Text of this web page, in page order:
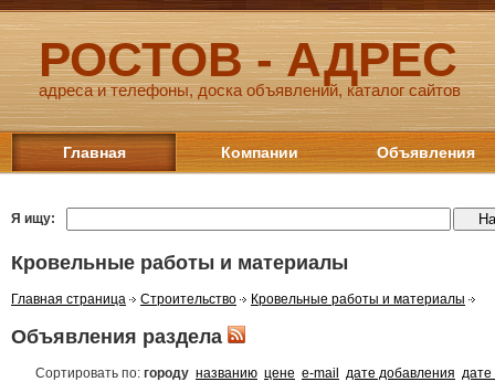
РОСТОВ - АДРЕС
адреса и телефоны, доска объявлений, каталог сайтов
Главная Компании Объявления
Я ищу:
Кровельные работы и материалы
Главная страница Строительство Кровельные работы и материалы
Объявления раздела
Сортировать по: городу названию цене e-mail дате добавления